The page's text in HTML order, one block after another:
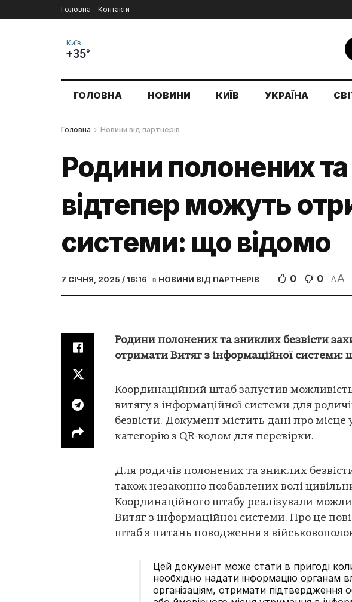
Головна Контакти
Київ
+35°
ГОЛОВНА НОВИНИ КИЇВ УКРАЇНА
Головна Новини від партнерів
Родини полонених та
відтепер можуть
системи: що відомо
7 СІЧНЯ, 2025 / 16:16 в НОВИНИ ВІД ПАРТНЕРІВ 0 0 AA
Родини полонених та зниклих безвісти
отримати Витяг з інформаційної системи:
Координаційний штаб запустив
витягу з інформаційної системи для
безвісти. Документ містить дані про місце
категорію з QR-кодом для перевірки.
Для родичів полонених та зниклих
також незаконно позбавлених волі
Координаційного штабу реалізували
Витяг з інформаційної системи. Про це
штаб з питань поводження з
Цей документ може стати в пригоді
необхідно надати інформацію органам
організаціям, отримати підтвердження